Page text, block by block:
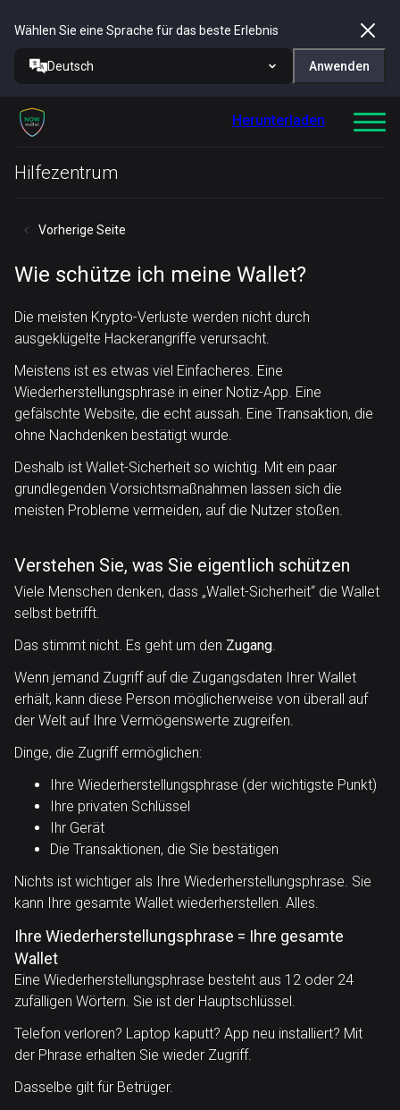
Wählen Sie eine Sprache für das beste Erlebnis
Deutsch Anwenden
Herunterladen
Hilfezentrum
Vorherige Seite
Wie schütze ich meine Wallet?
Die meisten Krypto-Verluste werden nicht durch
ausgeklügelte Hackerangriffe verursacht.
Meistens ist es etwas viel Einfacheres. Eine
Wiederherstellungsphrase in einer Notiz-App. Eine
gefälschte Website, die echt aussah. Eine Transaktion, die
ohne Nachdenken bestätigt wurde.
Deshalb ist Wallet-Sicherheit so wichtig. Mit ein paar
grundlegenden Vorsichtsmaßnahmen lassen sich die
meisten Probleme vermeiden, auf die Nutzer stoßen.
Verstehen Sie, was Sie eigentlich schützen
Viele Menschen denken, dass „Wallet-Sicherheit“ die Wallet
selbst betrifft.
Das stimmt nicht. Es geht um den Zugang.
Wenn jemand Zugriff auf die Zugangsdaten Ihrer Wallet
erhält, kann diese Person möglicherweise von überall auf
der Welt auf Ihre Vermögenswerte zugreifen.
Dinge, die Zugriff ermöglichen:
Ihre Wiederherstellungsphrase (der wichtigste Punkt)
Ihre privaten Schlüssel
Ihr Gerät
Die Transaktionen, die Sie bestätigen
Nichts ist wichtiger als Ihre Wiederherstellungsphrase. Sie
kann Ihre gesamte Wallet wiederherstellen. Alles.
Ihre Wiederherstellungsphrase = Ihre gesamte
Wallet
Eine Wiederherstellungsphrase besteht aus 12 oder 24
zufälligen Wörtern. Sie ist der Hauptschlüssel.
Telefon verloren? Laptop kaputt? App neu installiert? Mit
der Phrase erhalten Sie wieder Zugriff.
Dasselbe gilt für Betrüger.